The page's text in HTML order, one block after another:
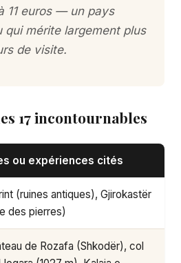
11 euros — un pays
qui mérite largement plus
de visite.
17 incontournables
ou expériences cités
(ruines antiques), Gjirokastër
des pierres)
de Rozafa (Shkodër), col